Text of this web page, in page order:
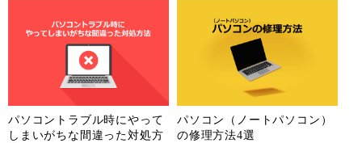
パソコントラブル時にやって
しまいがちな間違った対処方
パソコン（ノートパソコン）
の修理方法4選